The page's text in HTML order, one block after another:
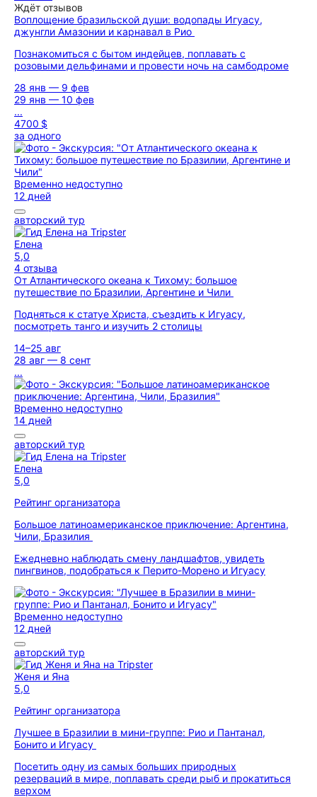
Ждёт отзывов
Воплощение бразильской души: водопады Игуасу,
джунгли Амазонии и карнавал в Рио
Познакомиться с бытом индейцев, поплавать с
розовыми дельфинами и провести ночь на самбодроме
28 янв — 9 фев
29 янв — 10 фев
...
4700 $
за одного
Временно недоступно
12 дней
авторский тур
Елена
5,0
4 отзыва
От Атлантического океана к Тихому: большое
путешествие по Бразилии, Аргентине и Чили
Подняться к статуе Христа, съездить к Игуасу,
посмотреть танго и изучить 2 столицы
14–25 авг
28 авг — 8 сент
...
Временно недоступно
14 дней
авторский тур
Елена
5,0
Рейтинг организатора
Большое латиноамериканское приключение: Аргентина,
Чили, Бразилия
Ежедневно наблюдать смену ландшафтов, увидеть
пингвинов, подобраться к Перито-Морено и Игуасу
Временно недоступно
12 дней
авторский тур
Женя и Яна
5,0
Рейтинг организатора
Лучшее в Бразилии в мини-группе: Рио и Пантанал,
Бонито и Игуасу
Посетить одну из самых больших природных
резерваций в мире, поплавать среди рыб и прокатиться
верхом